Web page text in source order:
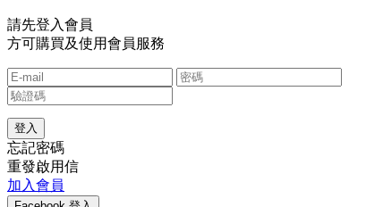
請先登入會員
方可購買及使用會員服務
忘記密碼
重發啟用信
加入會員